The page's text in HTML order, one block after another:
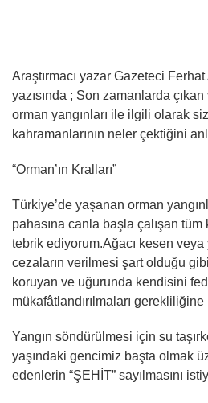
Araştırmacı yazar Gazeteci
yazısında ; Son zamanlarda
orman yangınları ile ilgili olarak
kahramanlarının neler çektiğini
“Orman’ın Kralları”
Türkiye’de yaşanan orman
pahasına canla başla çalışan
tebrik ediyorum.Ağacı kesen
cezaların verilmesi şart olduğu
koruyan ve uğurunda kendisini
mükafâtlandırılmaları gerekliliğine
Yangın söndürülmesi için su
yaşındaki gencimiz başta olmak
edenlerin “ŞEHİT” sayılmasını